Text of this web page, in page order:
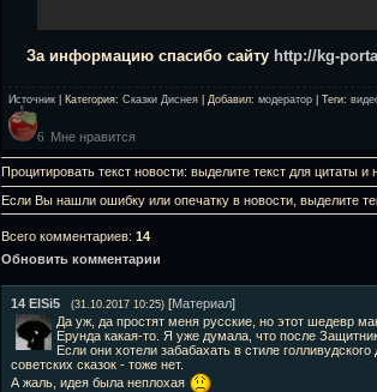
За информацию спасибо сайту http://kg-
Источник Категория: Сказки Диснея Добавил: модератор Теги:
6 Мне нравится
Процитировать текст новости: выделите текст для цитаты
Если Вы нашли ошибку или опечатку в новости, выделите
Всего комментариев: 14
Обновить комментарии
14 ElSi5 (31.10.2017 10:25) [Материал]
Да уж, да простят меня русские, но этот шедевр
Ерунда какая-то. Я уже думала, что после
Если они хотели забабахать в стиле
советских сказок - тоже нет.
А жаль, идея была неплохая